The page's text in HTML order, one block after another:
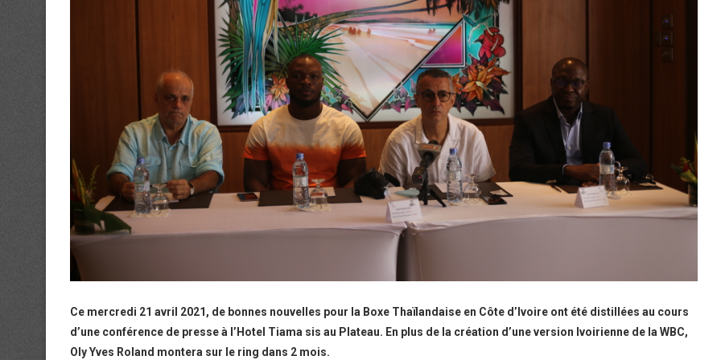
Ce mercredi 21 avril 2021, de bonnes nouvelles pour la Boxe Thaïlandaise en Côte d’Ivoire ont été distillées au cours
d’une conférence de presse à l’Hotel Tiama sis au Plateau. En plus de la création d’une version Ivoirienne de la WBC,
Oly Yves Roland montera sur le ring dans 2 mois.